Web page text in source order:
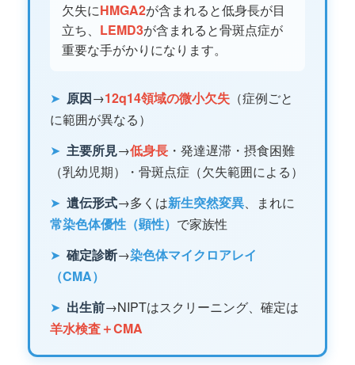
欠失にHMGA2が含まれると低身長が目
立ち、 LEMD3が含まれると骨斑点症が
重要な手がかりになります。
➤ 原因→12q14領域の微小欠失 （症例ごと
に範囲が異なる）
➤ 主要所見→低身長 ・発達遅滞・摂食困難
（乳幼児期）・骨斑点症（欠失範囲による）
➤ 遺伝形式→多くは新生突然変異、まれに
常染色体優性（顕性） で家族性
➤ 確定診断→染色体マイクロアレイ
（CMA）
➤ 出生前→NIPTはスクリーニング、確定は
羊水検査＋CMA